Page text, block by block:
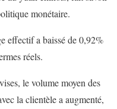
monétaire.
effectif a baissé de 0,92%
réels.
le volume moyen des
la clientèle a augmenté,